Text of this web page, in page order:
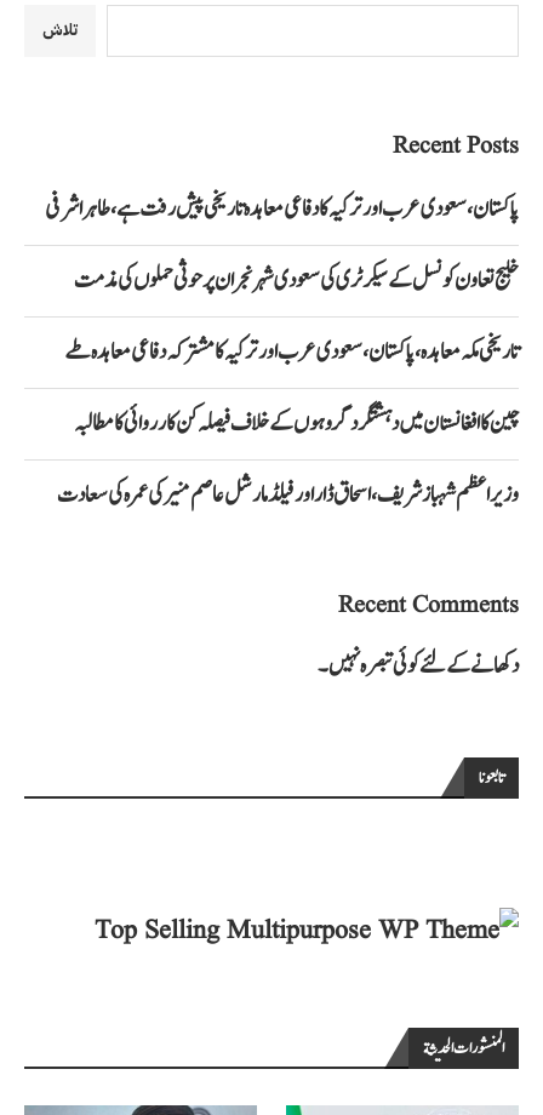
تلاش
Recent Posts
پاکستان، سعودی عرب اور ترکیہ کا دفاعی معاہدہ تاریخی پیش رفت ہے، طاہر اشرفی
خلیج تعاون کونسل کے سیکرٹری کی سعودی شہر نجران پر حوثی حملوں کی مذمت
تاریخی مکہ معاہدہ، پاکستان، سعودی عرب اور ترکیہ کا مشترکہ دفاعی معاہدہ طے
چین کا افغانستان میں دہشتگرد گروہوں کے خلاف فیصلہ کن کارروائی کا مطالبہ
وزیراعظم شہباز شریف، اسحاق ڈار اور فیلڈ مارشل عاصم منیر کی عمرہ کی سعادت
Recent Comments
دکھانے کے لئے کوئی تبصرہ نہیں۔
تابعونا
المنشورات الحديثة